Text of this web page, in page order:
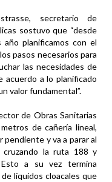
secretario de
sostuvo que “desde
planificamos con el
pasos necesarios para
las necesidades de
acuerdo a lo planificado
valor fundamental”.
de Obras Sanitarias
de cañería lineal,
pendiente y va a parar al
cruzando la ruta 188 y
a su vez termina
líquidos cloacales que